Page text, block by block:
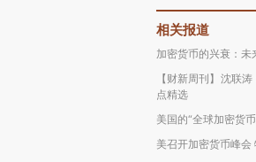
相关报道
加密货币的兴衰：未
【财新周刊】沈联
点精选
美国的“全球加密货
美召开加密货币峰会